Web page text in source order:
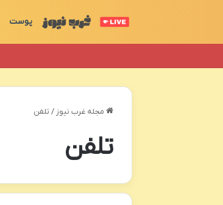
پوست
مجله غرب نیوز / تلفن
تلفن